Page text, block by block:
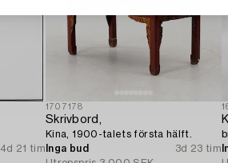
4d 21 tim
1707178
Skrivbord,
Kina, 1900-talets första hälft.
Inga bud
3d 23 tim